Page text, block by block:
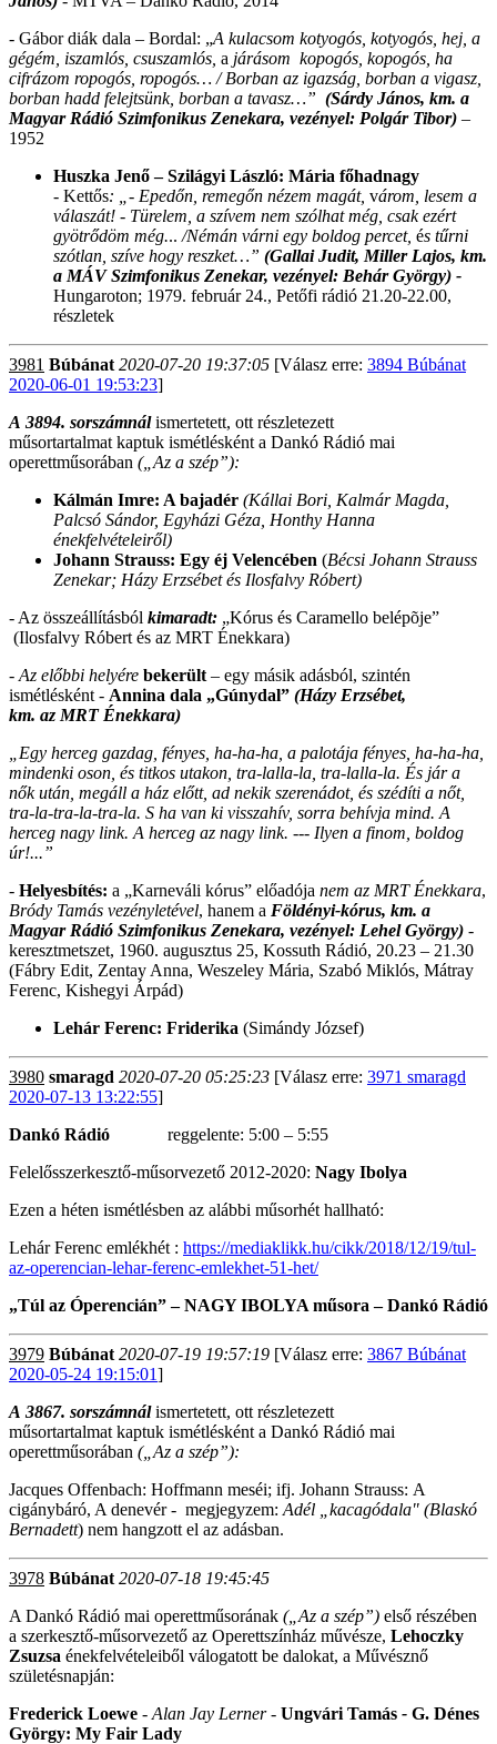
- Gábor diák dala – Bordal: „A kulacsom kotyogós, kotyogós, hej, a
gégém, iszamlós, csuszamlós, a járásom kopogós, kopogós, ha
cifrázom ropogós, ropogós… / Borban az igazság, borban a vigasz,
borban hadd felejtsünk, borban a tavasz…” (Sárdy János, km. a
Magyar Rádió Szimfonikus Zenekara, vezényel: Polgár Tibor) –
1952
Huszka Jenő – Szilágyi László: Mária főhadnagy
- Kettős: „- Epedőn, remegőn nézem magát, várom, lesem a
válaszát! - Türelem, a szívem nem szólhat még, csak ezért
gyötrődöm még... /Némán várni egy boldog percet, és tűrni
szótlan, szíve hogy reszket…” (Gallai Judit, Miller Lajos, km.
a MÁV Szimfonikus Zenekar, vezényel: Behár György) -
Hungaroton; 1979. február 24., Petőfi rádió 21.20-22.00,
részletek
3981 Búbánat 2020-07-20 19:37:05 [Válasz erre: 3894 Búbánat
2020-06-01 19:53:23]
A 3894. sorszámnálismertetett, ott részletezett
műsortartalmat kaptuk ismétlésként a Dankó Rádió mai
operettműsorában („Az a szép”):
Kálmán Imre: A bajadér (Kállai Bori, Kalmár Magda,
Palcsó Sándor, Egyházi Géza, Honthy Hanna
énekfelvételeiről)
Johann Strauss: Egy éj Velencében (Bécsi Johann Strauss
Zenekar; Házy Erzsébet és Ilosfalvy Róbert)
- Az összeállításból kimaradt: „Kórus és Caramello belépõje”
(Ilosfalvy Róbert és az MRT Énekkara)
- Az előbbi helyére bekerült – egy másik adásból, szintén
ismétlésként - Annina dala „Gúnydal” (Házy Erzsébet,
km. az MRT Énekkara)
„Egy herceg gazdag, fényes, ha-ha-ha, a palotája fényes, ha-ha-ha,
mindenki oson, és titkos utakon, tra-lalla-la, tra-lalla-la. És jár a
nők után, megáll a ház előtt, ad nekik szerenádot, és szédíti a nőt,
tra-la-tra-la-tra-la. S ha van ki visszahív, sorra behívja mind. A
herceg nagy link. A herceg az nagy link. --- Ilyen a finom, boldog
úr!...”
- Helyesbítés: a „Karneváli kórus” előadója nem az MRT Énekkara,
Bródy Tamás vezényletével, hanem a Földényi-kórus, km. a
Magyar Rádió Szimfonikus Zenekara, vezényel: Lehel György) -
keresztmetszet, 1960. augusztus 25, Kossuth Rádió, 20.23 – 21.30
(Fábry Edit, Zentay Anna, Weszeley Mária, Szabó Miklós, Mátray
Ferenc, Kishegyi Árpád)
Lehár Ferenc: Friderika (Simándy József)
3980 smaragd 2020-07-20 05:25:23 [Válasz erre: 3971 smaragd
2020-07-13 13:22:55]
Dankó Rádió
reggelente: 5:00 – 5:55
Felelősszerkesztő-műsorvezető 2012-2020: Nagy Ibolya
Ezen a héten ismétlésben az alábbi műsorhét hallható:
Lehár Ferenc emlékhét : https://mediaklikk.hu/cikk/2018/12/19/tul-
az-operencian-lehar-ferenc-emlekhet-51-het/
„Túl az Óperencián” – NAGY IBOLYA műsora – Dankó Rádió
3979 Búbánat 2020-07-19 19:57:19 [Válasz erre: 3867 Búbánat
2020-05-24 19:15:01]
A 3867. sorszámnálismertetett, ott részletezett
műsortartalmat kaptuk ismétlésként a Dankó Rádió mai
operettműsorában („Az a szép”):
Jacques Offenbach: Hoffmann meséi; ifj. Johann Strauss: A
cigánybáró, A denevér - megjegyzem: Adél „kacagódala" (Blaskó
Bernadett) nem hangzott el az adásban.
3978 Búbánat 2020-07-18 19:45:45
A Dankó Rádió mai operettműsorának („Az a szép”) első részében
a szerkesztő-műsorvezető az Operettszínház művésze, Lehoczky
Zsuzsa énekfelvételeiből válogatott be dalokat, a Művésznő
születésnapján:
Frederick Loewe - Alan Jay Lerner - Ungvári Tamás - G. Dénes
György: My Fair Lady